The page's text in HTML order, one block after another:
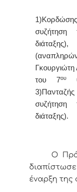
συζήτηση
του 7ου
συζήτηση
διάταξης).
Ο
έναρξη της